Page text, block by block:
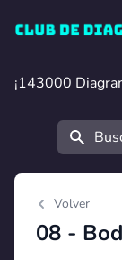
Club de
¡143000
¡143000
Buscar
Volver
08 -